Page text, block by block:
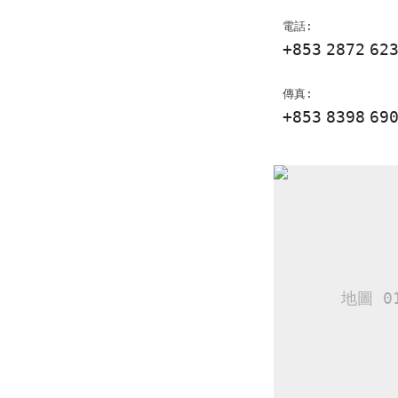
電話:
+853 2872
傳真:
+853 8398